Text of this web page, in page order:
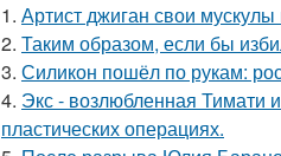
1. Артист джиган свои мускулы
2. Таким образом, если бы
3. Силикон пошёл по рукам:
4. Экс - возлюбленная Тимати
пластических операциях.